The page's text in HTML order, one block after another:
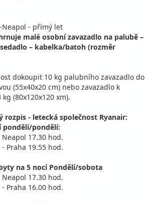
- přímý let
malé osobní zavazadlo na palubě –
– kabelka/batoh (rozměr
dokoupit 10 kg palubního zavazadlo do
(55x40x20 cm) nebo zavazadlo k
(80x120x120 xm).
rozpis - letecká společnost Ryanair:
pondělí/pondělí:
17.30 hod.
Praha 19.55 hod.
na 5 nocí Pondělí/sobota
17.30 hod.
Praha 16.00 hod.